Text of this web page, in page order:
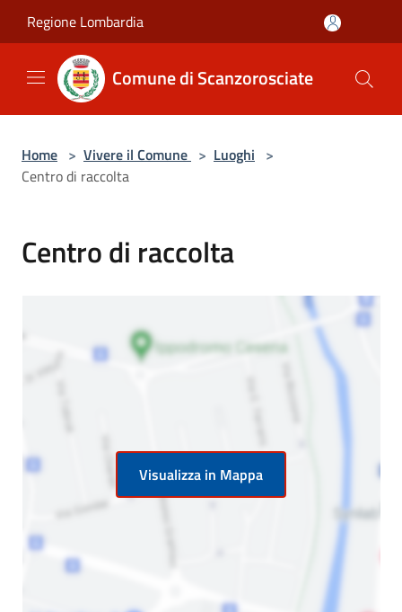
Regione Lombardia
Comune di Scanzorosciate
Home > Vivere il Comune > Luoghi >
Centro di raccolta
Centro di raccolta
Visualizza in Mappa